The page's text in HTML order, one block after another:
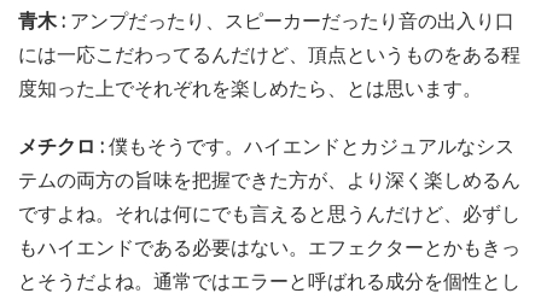
青木 : アンプだったり、スピーカーだったり音の出入り口
には一応こだわってるんだけど、頂点というものをある程
度知った上でそれぞれを楽しめたら、とは思います。
メチクロ :僕もそうです。ハイエンドとカジュアルなシス
テムの両方の旨味を把握できた方が、より深く楽しめるん
ですよね。それは何にでも言えると思うんだけど、必ずし
もハイエンドである必要はない。エフェクターとかもきっ
とそうだよね。通常ではエラーと呼ばれる成分を個性とし